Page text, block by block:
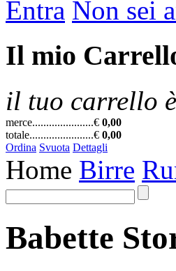
Entra Non sei
Il mio
il tuo carrello
merce......................€ 0,00
totale.......................€ 0,00
Ordina Svuota Dettagli
Home Birre
Babette